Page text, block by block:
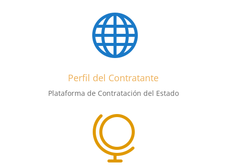

Perfil del Contratante
Plataforma de Contratación del Estado
